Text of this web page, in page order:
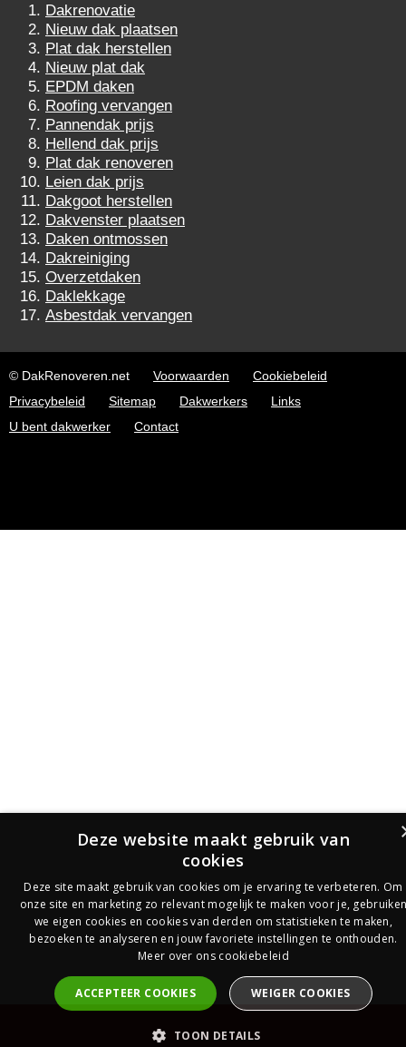
Dakrenovatie
Nieuw dak plaatsen
Plat dak herstellen
Nieuw plat dak
EPDM daken
Roofing vervangen
Pannendak prijs
Hellend dak prijs
Plat dak renoveren
Leien dak prijs
Dakgoot herstellen
Dakvenster plaatsen
Daken ontmossen
Dakreiniging
Overzetdaken
Daklekkage
Asbestdak vervangen
© DakRenoveren.net Voorwaarden
Cookiebeleid
Privacybeleid
Sitemap Dakwerkers
Links
U bent dakwerker
Contact
PrijsOfferte
Deze website maakt gebruik van
cookies
Deze site maakt gebruik van cookies om je ervaring te verbeteren. Om
onze site en marketing zo relevant mogelijk te maken voor je,
we eigen cookies en cookies van derden om statistieken te maken,
bezoeken te analyseren en jouw favoriete instellingen te onthouden.
Meer over ons cookiebeleid
ACCEPTEER COOKIES WEIGER COOKIES
TOON DETAILS